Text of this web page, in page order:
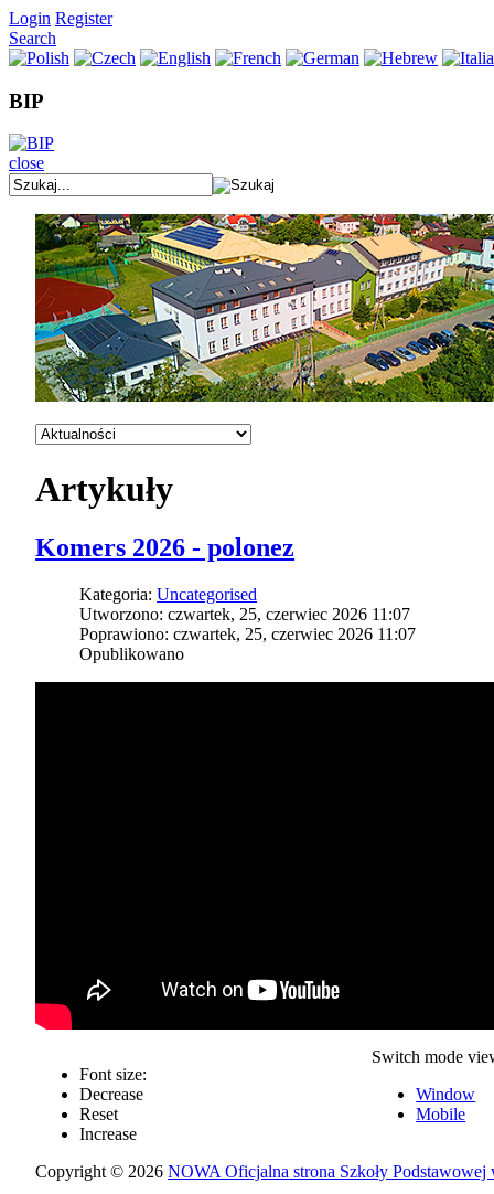
Login Register
Search
BIP
close
Artykuły
Komers 2026 - polonez
Kategoria:Uncategorised
Utworzono: czwartek, 25, czerwiec 2026 11:07
Poprawiono: czwartek, 25, czerwiec 2026 11:07
Opublikowano
Font size:
Decrease
Reset
Increase
Switch mode
Window
Mobile
Copyright © 2026NOWA Oficjalna strona Szkoły